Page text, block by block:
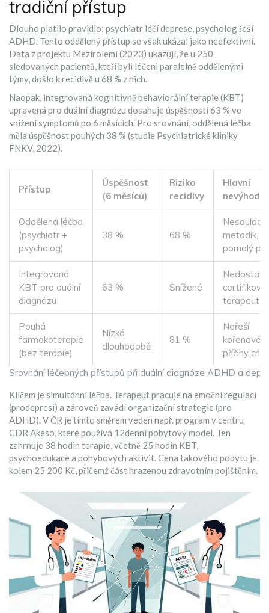
tradiční přístup
Dlouho platilo pravidlo: psychiatr léčí deprese, psycholog řeší
ADHD. Tento oddělený přístup se však ukázal jako neefektivní.
Data z projektu Mezirolemi (2023) ukazují, že u 250
sledovaných pacientů, kteří byli léčeni paralelně oddělenými
týmy, došlo k recidivě u 68 % z nich.
Naopak, integrovaná kognitivně behaviorální terapie (KBT)
upravená pro duální diagnózu dosahuje úspěšnosti 63 % ve
snížení symptomů po 6 měsících. Pro srovnání, oddělená léčba
měla úspěšnost pouhých 38 % (studie Psychiatrické kliniky
FNKV, 2022).
Srovnání léčebných přístupů při duální diagnóze ADHD a
Přístup
Úspěšnost
(6 měsíců)
Riziko
recidivy
Hlavní
nevýhoda
Oddělená léčba
(psychiatr +
psycholog)
38 % 68 %
Nesoulad
metodik,
pomalý
Integrovaná
KBT pro duální
diagnózu
63 % Snížené
terapeutů
Pouhá
farmakoterapie
(bez terapie)
Nízká
dlouhodobě
81 %
Neřeší
kořenové
příčiny
Klíčem je simultánní léčba. Terapeut pracuje na emoční regulaci
(prodepresi) a zároveň zavádí organizační strategie (pro
ADHD). V ČR je tímto směrem veden např. program v centru
CDR Akeso, které používá 12denní pobytový model. Ten
zahrnuje 38 hodin terapie, včetně 25 hodin KBT,
psychoedukace a pohybových aktivit. Cena takového pobytu je
kolem 25 200 Kč, přičemž část hrazenou zdravotním pojištěním.